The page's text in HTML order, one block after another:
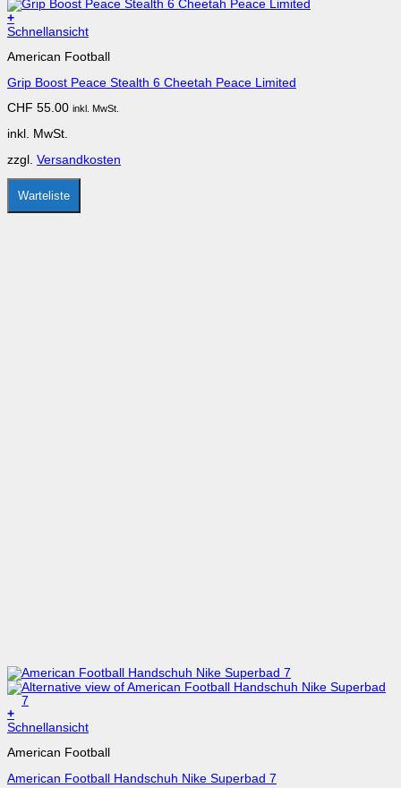
+
Dieses
weist
Varianten
Die
können
der
Produktseite
gewählt
Schnellansicht
American Football
Grip Boost Peace Stealth 6 Cheetah Peace Limited
CHF 55.00 inkl. MwSt.
inkl. MwSt.
zzgl. Versandkosten
Warteliste
+
Dieses
weist
Varianten
Schnellansicht
American Football
American Football Handschuh Nike Superbad 7